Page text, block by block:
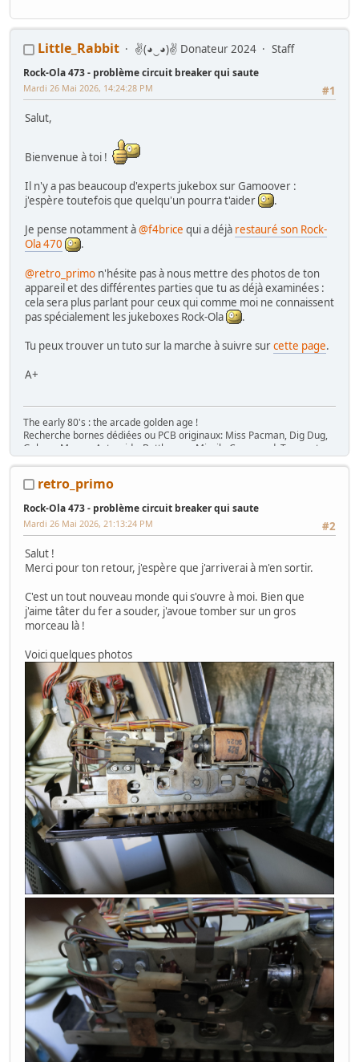
Little_Rabbit ✌(◕‿◕)✌ Donateur 2024 Staff
Rock-Ola 473 - problème circuit breaker qui saute
#1
Mardi 26 Mai 2026, 14:24:28 PM
Salut,
Bienvenue à toi !
Il n'y a pas beaucoup d'experts jukebox sur Gamoover :
j'espère toutefois que quelqu'un pourra t'aider
.
Je pense notamment à@f4brice qui a déjà restauré son Rock-
Ola 470
.
@retro_primo n'hésite pas à nous mettre des photos de ton
appareil et des différentes parties que tu as déjà examinées :
cela sera plus parlant pour ceux qui comme moi ne connaissent
pas spécialement les jukeboxes Rock-Ola
.
Tu peux trouver un tuto sur la marche à suivre surcette page.
A+
The early 80's : the arcade golden age !
Recherche bornes dédiées ou PCB originaux: Miss Pacman, Dig Dug,
Galaga, Mappy, Asteroids, Battlezone, Missile Command, Tempest,
Star Wars, Donkey Kong (+ Jr), Mario Bros, Moon Patrol, Defender,
Gottlieb des années 80 (Spirit, Amazon Hunt, ...), Baby Pac Man.
Divers : Ice Cold Beer =>
Trois fois rien quoi !
Maséance sur le divan: c'est grave Docteur ?
Magaming room , mastorage room
retro_primo
Rock-Ola 473 - problème circuit breaker qui saute
#2
Mardi 26 Mai 2026, 21:13:24 PM
Salut !
Merci pour ton retour, j'espère que j'arriverai à m'en sortir.
C'est un tout nouveau monde qui s'ouvre à moi. Bien que
j'aime tâter du fer a souder, j'avoue tomber sur un gros
morceau là !
Voici quelques photos